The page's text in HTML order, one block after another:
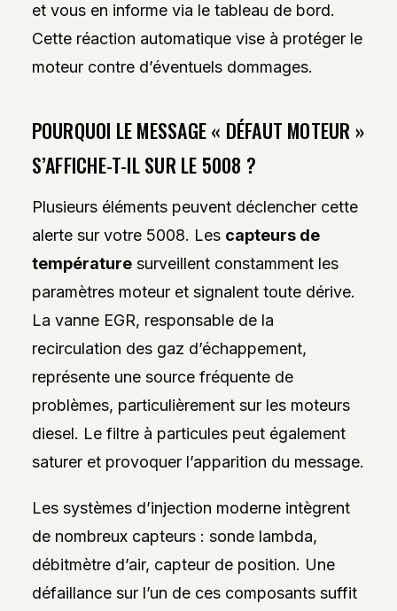
et vous en informe via le tableau de bord.
Cette réaction automatique vise à protéger le
moteur contre d’éventuels dommages.
POURQUOI LE MESSAGE « DÉFAUT MOTEUR »
S’AFFICHE-T-IL SUR LE 5008 ?
Plusieurs éléments peuvent déclencher cette
alerte sur votre 5008. Les capteurs de
températuresurveillent constamment les
paramètres moteur et signalent toute dérive.
La vanne EGR, responsable de la
recirculation des gaz d’échappement,
représente une source fréquente de
problèmes, particulièrement sur les moteurs
diesel. Le filtre à particules peut également
saturer et provoquer l’apparition du message.
Les systèmes d’injection moderne intègrent
de nombreux capteurs : sonde lambda,
débitmètre d’air, capteur de position. Une
défaillance sur l’un de ces composants suffit